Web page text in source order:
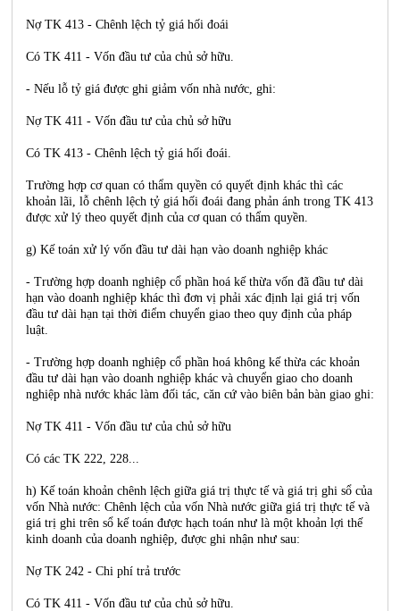
Nợ TK 413 - Chênh lệch tỷ giá hối đoái
Có TK 411 - Vốn đầu tư của chủ sở hữu.
- Nếu lỗ tỷ giá được ghi giảm vốn nhà nước, ghi:
Nợ TK 411 - Vốn đầu tư của chủ sở hữu
Có TK 413 - Chênh lệch tỷ giá hối đoái.
Trường hợp cơ quan có thẩm quyền có quyết định khác thì các
khoản lãi, lỗ chênh lệch tỷ giá hối đoái đang phản ánh trong TK 413
được xử lý theo quyết định của cơ quan có thẩm quyền.
g) Kế toán xử lý vốn đầu tư dài hạn vào doanh nghiệp khác
- Trường hợp doanh nghiệp cổ phần hoá kế thừa vốn đã đầu tư dài
hạn vào doanh nghiệp khác thì đơn vị phải xác định lại giá trị vốn
đầu tư dài hạn tại thời điểm chuyển giao theo quy định của pháp
luật.
- Trường hợp doanh nghiệp cổ phần hoá không kế thừa các khoản
đầu tư dài hạn vào doanh nghiệp khác và chuyển giao cho doanh
nghiệp nhà nước khác làm đối tác, căn cứ vào biên bản bàn giao ghi:
Nợ TK 411 - Vốn đầu tư của chủ sở hữu
Có các TK 222, 228...
h) Kế toán khoản chênh lệch giữa giá trị thực tế và giá trị ghi sổ của
vốn Nhà nước: Chênh lệch của vốn Nhà nước giữa giá trị thực tế và
giá trị ghi trên sổ kế toán được hạch toán như là một khoản lợi thế
kinh doanh của doanh nghiệp, được ghi nhận như sau:
Nợ TK 242 - Chi phí trả trước
Có TK 411 - Vốn đầu tư của chủ sở hữu.